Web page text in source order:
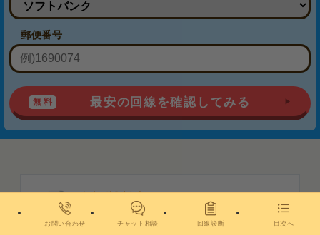
郵便番号
最安の回線を確認してみる
記事の編集責任者
Okuyama Yuki
お問い合わせ チャット相談 回線診断 目次へ